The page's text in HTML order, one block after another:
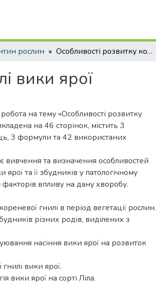
рослин Особливості розвитку кореневої гнилі вики ярої
вики ярої
на тему «Особливості розвитку
на 46 сторінок, містить 3
3 формули та 42 використаних
вивчення та визначення особливостей
та її збудників у патологічному
впливу на дану хворобу.
гнилі в період вегетації рослин.
різних родів, виділених з
насіння вики ярої на розвиток
вики ярої.
вики ярої на сорті Ліла.